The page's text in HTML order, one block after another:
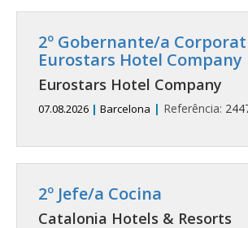
2º Gobernante/a
Eurostars Hotel Company
Eurostars Hotel Company
07.08.2026 | Barcelona | Referência:
2º Jefe/a Cocina
Catalonia Hotels & Resorts